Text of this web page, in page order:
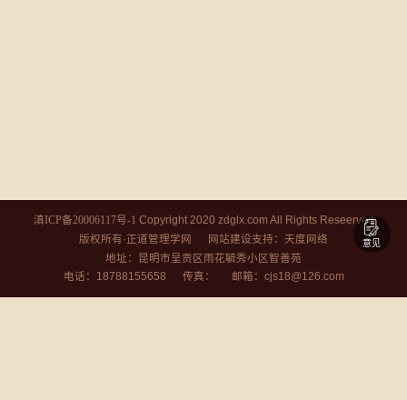
意见
滇ICP备20006117号-1 Copyright 2020 zdglx.com All Rights Reseerved
版权所有·正道管理学网
网站建设支持： 天度网络
地址：昆明市呈贡区雨花毓秀小区智善苑
电话：18788155658 传真： 邮箱：cjs18@126.com